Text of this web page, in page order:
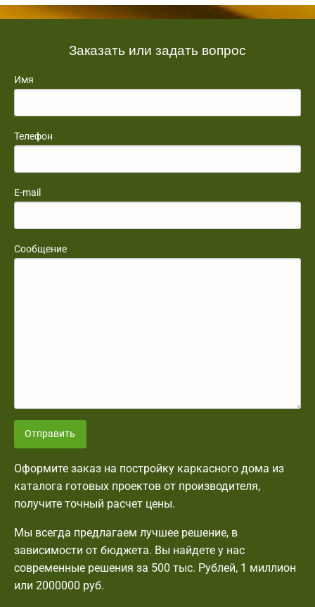
Заказать или задать вопрос
Имя
Телефон
E-mail
Сообщение
Отправить
Оформите заказ на постройку каркасного дома из
каталога готовых проектов от производителя,
получите точный расчет цены.
Мы всегда предлагаем лучшее решение, в
зависимости от бюджета. Вы найдете у нас
современные решения за 500 тыс. Рублей, 1 миллион
или 2000000 руб.